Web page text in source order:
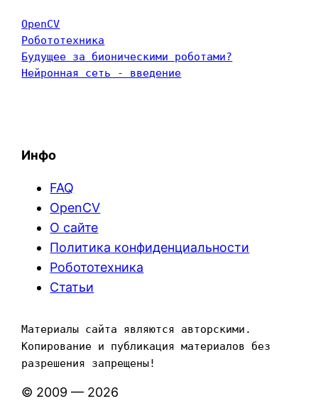
OpenCV
Робототехника
Будущее за бионическими роботами?
Нейронная сеть - введение
Инфо
FAQ
OpenCV
О сайте
Политика конфиденциальности
Робототехника
Статьи
Материалы сайта являются авторскими.
Копирование и публикация материалов без
разрешения запрещены!
© 2009 — 2026